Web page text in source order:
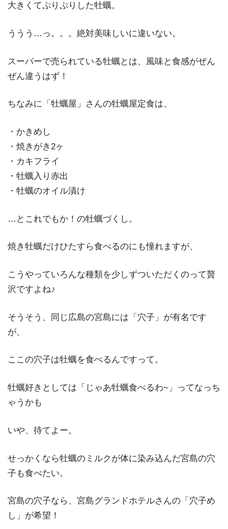
大きくてぷりぷりした牡蠣。
ううう…っ。。。絶対美味しいに違いない。
スーパーで売られている牡蠣とは、風味と食感がぜん
ぜん違うはず！
ちなみに「牡蠣屋」さんの牡蠣屋定食は、
・かきめし
・焼きがき2ヶ
・カキフライ
・牡蠣入り赤出
・牡蠣のオイル漬け
…とこれでもか！の牡蠣づくし。
焼き牡蠣だけひたすら食べるのにも憧れますが、
こうやっていろんな種類を少しずついただくのって贅
沢ですよね♪
そうそう、同じ広島の宮島には「穴子」が有名です
が、
ここの穴子は牡蠣を食べるんですって。
牡蠣好きとしては「じゃあ牡蠣食べるわ~」ってなっち
ゃうかも
いや、待てよー。
せっかくなら牡蠣のミルクが体に染み込んだ宮島の穴
子も食べたい。
宮島の穴子なら、宮島グランドホテルさんの「穴子め
し」が希望！